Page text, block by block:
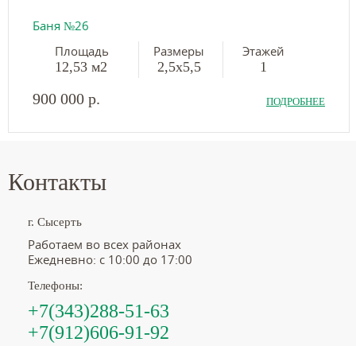
Баня №26
Площадь
12,53 м2
Размеры
2,5х5,5
Этажей
1
900 000 р. ПОДРОБНЕЕ
Контакты
г. Сысерть
Работаем во всех районах
Ежедневно: с 10:00 до 17:00
Телефоны:
+7(343)288-51-63
+7(912)606-91-92